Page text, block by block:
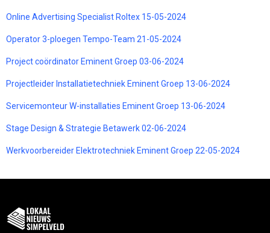
Online Advertising Specialist Roltex 15-05-2024
Operator 3-ploegen Tempo-Team 21-05-2024
Project coördinator Eminent Groep 03-06-2024
Projectleider Installatietechniek Eminent Groep 13-06-2024
Servicemonteur W-installaties Eminent Groep 13-06-2024
Stage Design & Strategie Betawerk 02-06-2024
Werkvoorbereider Elektrotechniek Eminent Groep 22-05-2024